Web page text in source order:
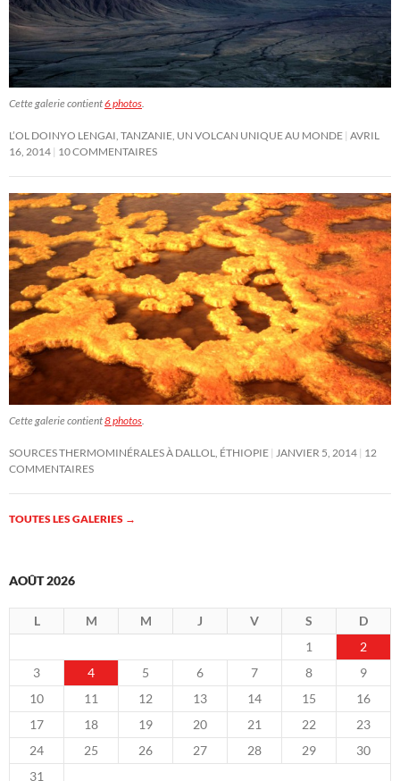
Cette galerie contient6 photos.
L’OL DOINYO LENGAI, TANZANIE, UN VOLCAN UNIQUE AU MONDE AVRIL
16, 2014 10 COMMENTAIRES
Cette galerie contient8 photos.
SOURCES THERMOMINÉRALES À DALLOL, ÉTHIOPIE JANVIER 5, 2014 12
COMMENTAIRES
TOUTES LES GALERIES →
AOÛT 2026
L M M J V S
D
1
2
3
4 5 6 7 8
9
10
11 12 13 14 15
16
17
18 19 20 21 22
23
24
25 26 27 28 29
30
31